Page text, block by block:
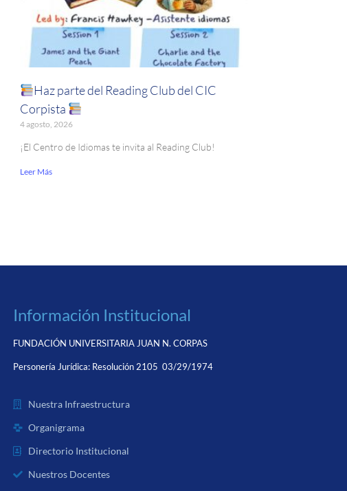
Haz parte del Reading Club del CIC
Corpista
4 agosto, 2026
¡El Centro de Idiomas te invita al Reading Club!
Leer Más
Información Institucional
FUNDACIÓN UNIVERSITARIA JUAN N. CORPAS
Personería Jurídica: Resolución 2105 03/29/1974
Nuestra Infraestructura
Organigrama
Directorio Institucional
Nuestros Docentes